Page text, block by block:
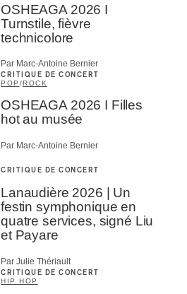
OSHEAGA 2026 I
Turnstile, fièvre
technicolore
Par Marc-Antoine Bernier
CRITIQUE DE CONCERT
POP /ROCK
OSHEAGA 2026 I Filles
hot au musée
Par Marc-Antoine Bernier
CRITIQUE DE CONCERT
Lanaudière 2026 | Un
festin symphonique en
quatre services, signé Liu
et Payare
Par Julie Thériault
CRITIQUE DE CONCERT
HIP HOP